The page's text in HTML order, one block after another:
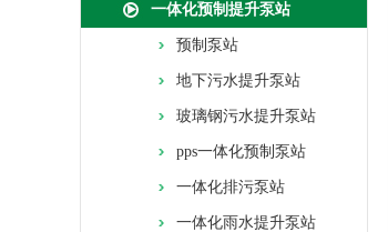
一体化预制提升泵站
预制泵站
地下污水提升泵站
玻璃钢污水提升泵站
pps一体化预制泵站
一体化排污泵站
一体化雨水提升泵站